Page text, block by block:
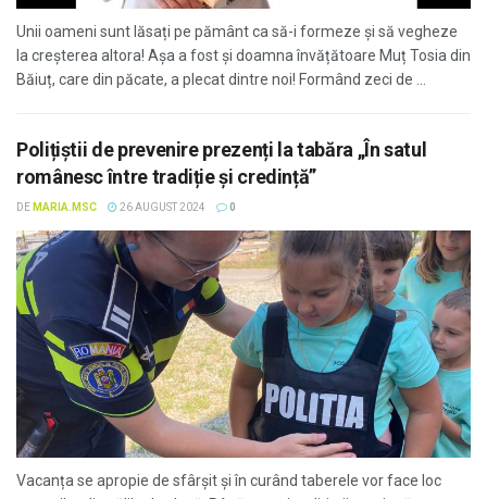
Unii oameni sunt lăsați pe pământ ca să-i formeze și să vegheze
la creșterea altora! Așa a fost și doamna învățătoare Muț Tosia din
Băiuț, care din păcate, a plecat dintre noi! Formând zeci de ...
Polițiștii de prevenire prezenți la tabăra „În satul
românesc între tradiție și credință”
DE MARIA.MSC 26 AUGUST 2024 0
Vacanța se apropie de sfârșit și în curând taberele vor face loc